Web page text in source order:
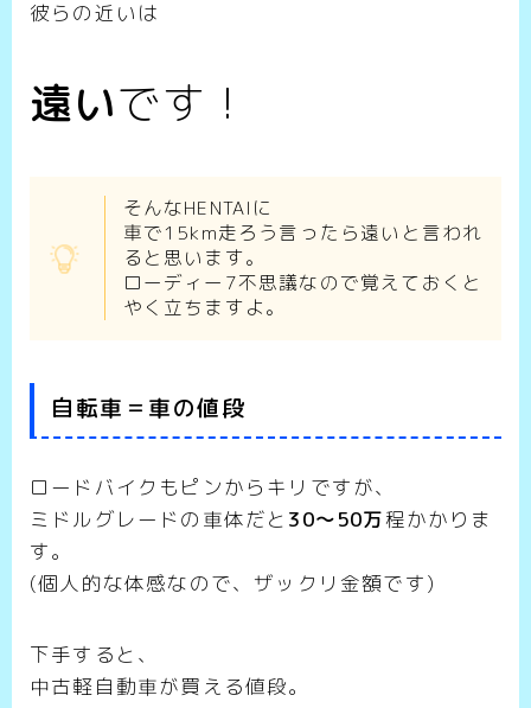
彼らの近いは
遠いです！
そんなHENTAIに
車で15km走ろう言ったら遠いと言われ
ると思います。
ローディー7不思議なので覚えておくと
やく立ちますよ。
自転車＝車の値段
ロードバイクもピンからキリですが、
ミドルグレードの車体だと 30～50万程かかりま
す。
(個人的な体感なので、ザックリ金額です)
下手すると、
中古軽自動車が買える値段。